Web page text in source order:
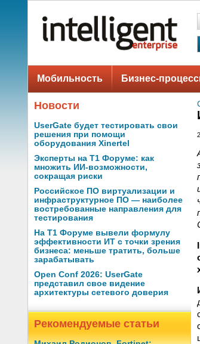
Мобильность Бизнес-
Новости
UserGate будет тестировать свои
решения при помощи
оборудования Xinertel
Эксперты на Т1 Форуме: как
множить ИИ-возможности,
сокращая риски
Российское ПО виртуализации и
инфраструктурное ПО — наиболее
востребованные направления для
тестирования
На Т1 Форуме вывели формулу
эффективности ИТ с точки зрения
бизнеса: меньше тратить, больше
зарабатывать
Open Conf 2026: UserGate
представил свое видение
архитектуры сетевого доверия
Рекомендуемые статьи